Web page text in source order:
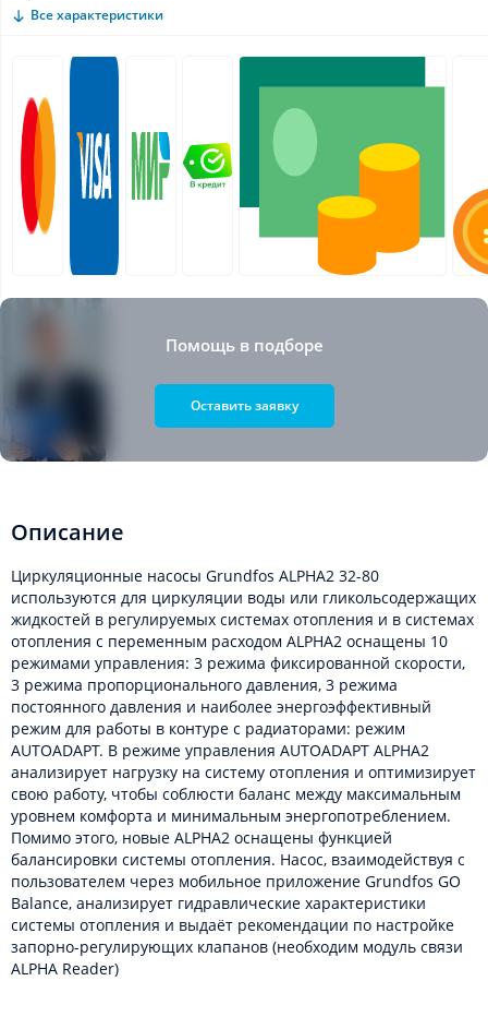
Все характеристики
Помощь в подборе
Оставить заявку
Описание
Циркуляционные насосы Grundfos ALPHA2 32-80
используются для циркуляции воды или гликольсодержащих
жидкостей в регулируемых системах отопления и в системах
отопления с переменным расходом ALPHA2 оснащены 10
режимами управления: 3 режима фиксированной скорости,
3 режима пропорционального давления, 3 режима
постоянного давления и наиболее энергоэффективный
режим для работы в контуре с радиаторами: режим
AUTOADAPT. В режиме управления AUTOADAPT ALPHA2
анализирует нагрузку на систему отопления и оптимизирует
свою работу, чтобы соблюсти баланс между максимальным
уровнем комфорта и минимальным энергопотреблением.
Помимо этого, новые ALPHA2 оснащены функцией
балансировки системы отопления. Насос, взаимодействуя с
пользователем через мобильное приложение Grundfos GO
Balance, анализирует гидравлические характеристики
системы отопления и выдаёт рекомендации по настройке
запорно-регулирующих клапанов (необходим модуль связи
ALPHA Reader)